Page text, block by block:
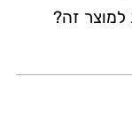
למוצר זה?